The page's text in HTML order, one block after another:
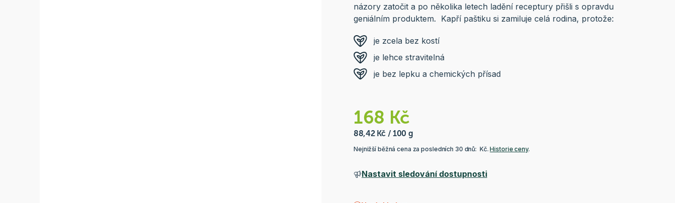
názory zatočit a po několika letech ladění receptury přišli s opravdu
geniálním produktem. Kapří paštiku si zamiluje celá rodina, protože:
je zcela bez kostí
je lehce stravitelná
je bez lepku a chemických přísad
168 Kč
88,42 Kč / 100 g
Nejnižší běžná cena za posledních 30 dnů: Kč.Historie ceny.
Nastavit sledování dostupnosti